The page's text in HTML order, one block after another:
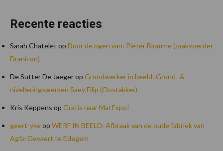
Recente reacties
Sarah Chatelet op Door de ogen van: Pieter Blomme (zaakvoerder
Dranicon)
De Sutter De Jaegerop Grondwerker in beeld: Grond- &
nivelleringswerken Saey Filip (Oostakker)
Kris Keppens op Gratis naar MatExpo!
geert-ykeop WERF IN BEELD: Afbraak van de oude fabriek van
Agfa-Gevaert te Edegem